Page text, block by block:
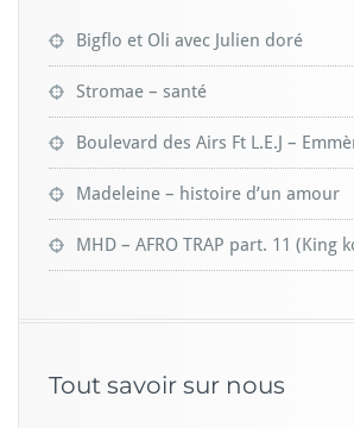
Bigflo et Oli avec Julien doré
Stromae – santé
Boulevard des Airs Ft L.E.J –
Madeleine – histoire d’un amour
MHD – AFRO TRAP part. 11 (King
Tout savoir sur nous